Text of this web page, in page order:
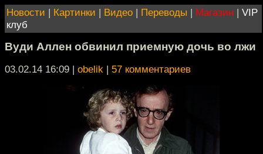
Новости | Картинки | Видео | Переводы | Магазин | VIP
клуб
Вуди Аллен обвинил приемную дочь во лжи
03.02.14 16:09 | obelik | 57 комментариев